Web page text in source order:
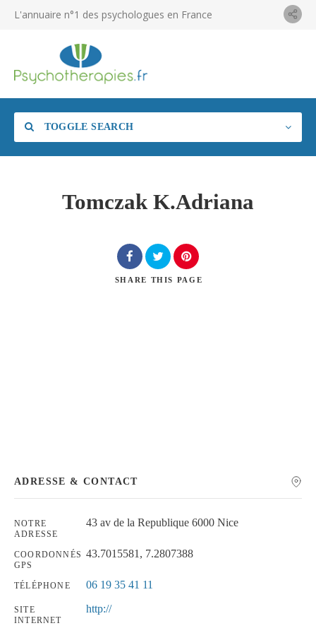
L'annuaire n°1 des psychologues en France
TOGGLE SEARCH
Tomczak K.Adriana
SHARE THIS PAGE
ADRESSE & CONTACT
NOTRE
ADRESSE
43 av de la Republique 6000 Nice
COORDONNÉS
GPS
43.7015581, 7.2807388
TÉLÉPHONE 06 19 35 41 11
SITE
INTERNET
http://